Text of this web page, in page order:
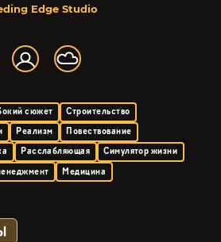
Edge Studio
сюжет
Строительство
Реализм
Повествование
Расслабляющая
Симулятор жизни
Медицина